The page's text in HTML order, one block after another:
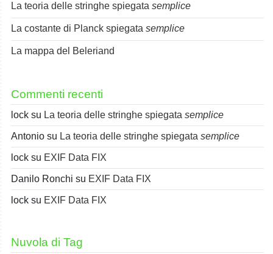
La teoria delle stringhe spiegata semplice
La costante di Planck spiegata semplice
La mappa del Beleriand
Commenti recenti
lock su La teoria delle stringhe spiegata semplice
Antonio su La teoria delle stringhe spiegata semplice
lock su EXIF Data FIX
Danilo Ronchi su EXIF Data FIX
lock su EXIF Data FIX
Nuvola di Tag